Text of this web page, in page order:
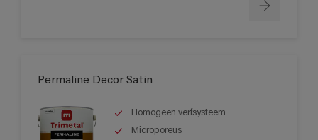
Permaline Decor Satin
Homogeen verfsysteem
Microporeus